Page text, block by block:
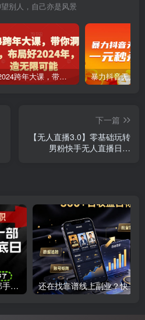
别人，自己亦是风景
2024跨年大课，​带你洞察趋势，布局好2024年，创造无限可能
下一篇
【无人直播3.0】零基础玩转
男粉快手无人直播日产
下半年风口项目精选：一部手机，保底日入500+，做就有收益，长期稳定！【揭秘】